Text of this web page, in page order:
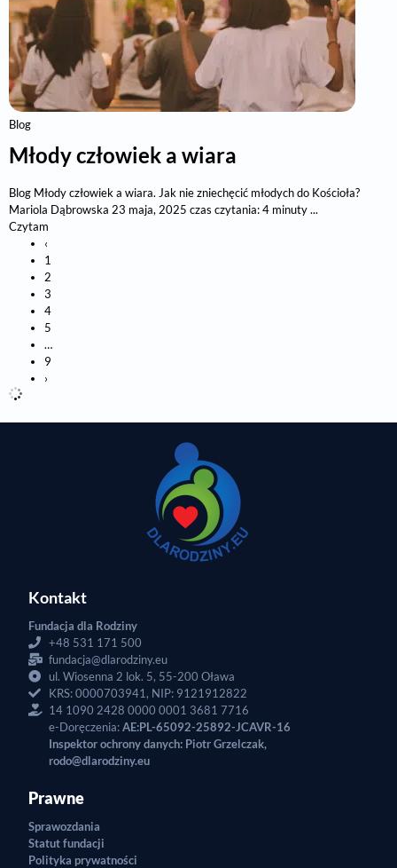
Blog
Młody człowiek a wiara
Blog Młody człowiek a wiara. Jak nie zniechęcić młodych do Kościoła?
Mariola Dąbrowska 23 maja, 2025 czas czytania: 4 minuty ...
Czytam
‹
1
2
3
4
5
…
9
›
Kontakt
Fundacja dla Rodziny
+48 531 171 500
fundacja@dlarodziny.eu
ul. Wiosenna 2 lok. 5, 55-200 Oława
KRS: 0000703941, NIP: 9121912822
14 1090 2428 0000 0001 3681 7716
e-Doręczenia:AE:PL-65092-25892-JCAVR-16
Inspektor ochrony danych: Piotr Grzelczak,
rodo@dlarodziny.eu
Prawne
Sprawozdania
Statut fundacji
Polityka prywatności